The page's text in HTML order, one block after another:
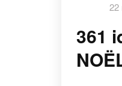
22
361